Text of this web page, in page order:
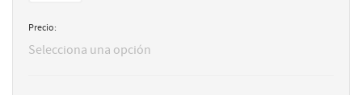
Precio:
Selecciona una opción